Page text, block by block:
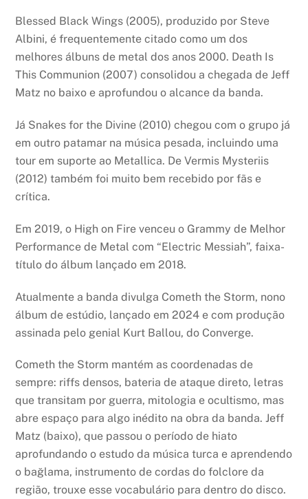
Blessed Black Wings (2005), produzido por Steve
Albini, é frequentemente citado como um dos
melhores álbuns de metal dos anos 2000. Death Is
This Communion (2007) consolidou a chegada de Jeff
Matz no baixo e aprofundou o alcance da banda.
Já Snakes for the Divine (2010) chegou com o grupo já
em outro patamar na música pesada, incluindo uma
tour em suporte ao Metallica. De Vermis Mysteriis
(2012) também foi muito bem recebido por fãs e
crítica.
Em 2019, o High on Fire venceu o Grammy de Melhor
Performance de Metal com “Electric Messiah”, faixa-
título do álbum lançado em 2018.
Atualmente a banda divulga Cometh the Storm, nono
álbum de estúdio, lançado em 2024 e com produção
assinada pelo genial Kurt Ballou, do Converge.
Cometh the Storm mantém as coordenadas de
sempre: riffs densos, bateria de ataque direto, letras
que transitam por guerra, mitologia e ocultismo, mas
abre espaço para algo inédito na obra da banda. Jeff
Matz (baixo), que passou o período de hiato
aprofundando o estudo da música turca e aprendendo
o bağlama, instrumento de cordas do folclore da
região, trouxe esse vocabulário para dentro do disco.